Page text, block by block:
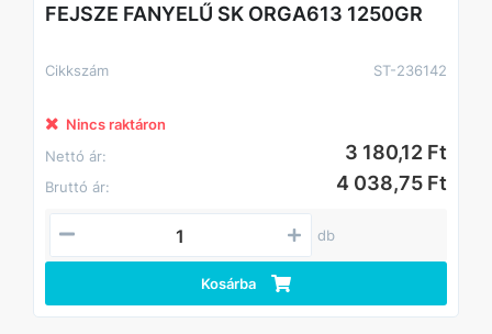
FEJSZE FANYELŰ SK ORGA613 1250GR
Cikkszám ST-236142
Nincs raktáron
Nettó ár:
3 180,12 Ft
Bruttó ár: 4 038,75 Ft
db
Kosárba